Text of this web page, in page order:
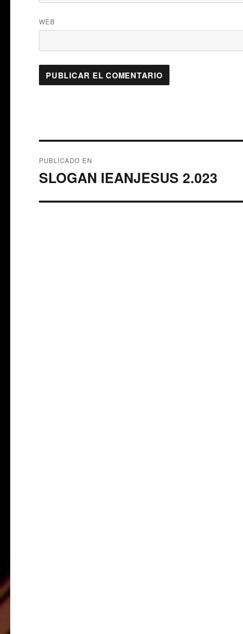
WEB
de
PUBLICADO EN
SLOGAN IEANJESUS 2.023